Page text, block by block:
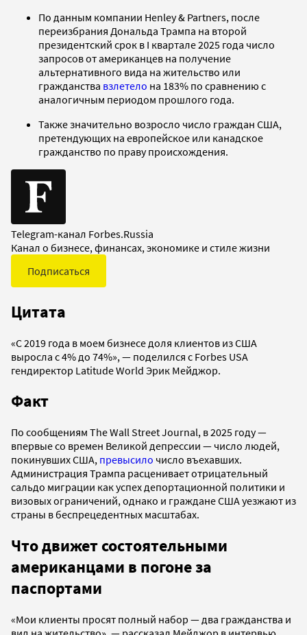
По данным компании Henley & Partners, после
переизбрания Дональда Трампа на второй
президентский срок в I квартале 2025 года число
запросов от американцев на получение
альтернативного вида на жительство или
гражданства взлетело на 183% по сравнению с
аналогичным периодом прошлого года.
Также значительно возросло число граждан США,
претендующих на европейское или канадское
гражданство по праву происхождения.
Telegram-канал Forbes.Russia
Канал о бизнесе, финансах, экономике и стиле жизни
Подписаться
Цитата
«С 2019 года в моем бизнесе доля клиентов из США
выросла с 4% до 74%», — поделился с Forbes USA
гендиректор Latitude World Эрик Мейджор.
Факт
По сообщениям The Wall Street Journal, в 2025 году —
впервые со времен Великой депрессии — число людей,
покинувших США, превысило число въехавших.
Администрация Трампа расценивает отрицательный
сальдо миграции как успех депортационной политики и
визовых ограничений, однако и граждане США уезжают из
страны в беспрецедентных масштабах.
Что движет состоятельными
американцами в погоне за
паспортами
«Мои клиенты просят полный набор — два гражданства и